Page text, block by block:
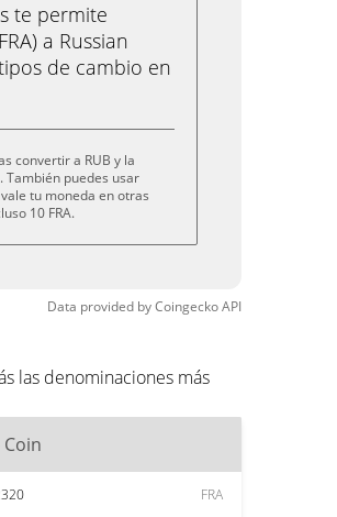
te permite
a Russian
de cambio en
convertir a RUB y la
También puedes usar
tu moneda en otras
10 FRA.
Data provided byCoingeckoAPI
las denominaciones más
FRA